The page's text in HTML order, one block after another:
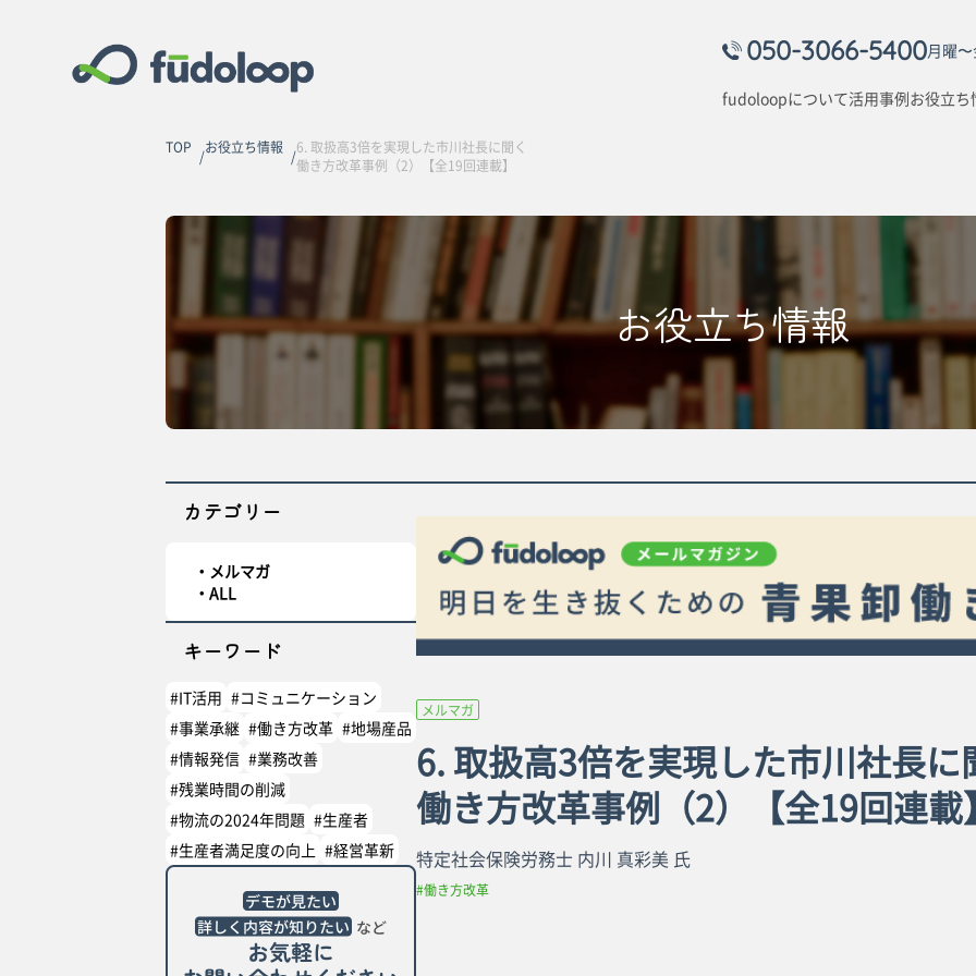
050-3066-5400月曜
fudoloopについて活用事例お役立ち
TOP お役立ち情報
6. 取扱高3倍を実現した市川社長に聞く
働き方改革事例（2）【全19回連載】
お役立ち情報
カテゴリー
メルマガ
ALL
キーワード
#IT活用 #コミュニケーション
#事業承継 #働き方改革 #地場産品
#情報発信 #業務改善
#残業時間の削減
#物流の2024年問題 #生産者
#生産者満足度の向上 #経営革新
メルマガ
6. 取扱高3倍を実現した市川社長に
働き方改革事例（2）【全19回連載
特定社会保険労務士 内川 真彩美 氏
#働き方改革